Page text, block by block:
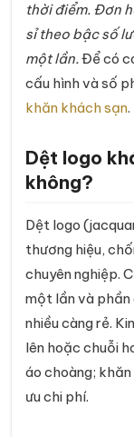
thời điểm. Đơn
sỉ theo bậc số
một lần.Để có
cấu hình và số
khăn khách sạn.
Dệt logo
không?
Dệt logo
thương hiệu,
chuyên nghiệp.
một lần và
nhiều càng rẻ.
lên hoặc chuỗi
áo choàng;
ưu chi phí.